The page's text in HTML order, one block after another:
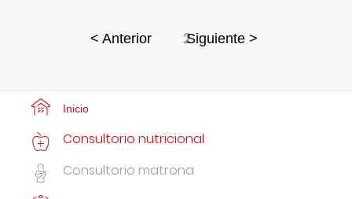
< Anterior 2Siguiente >
Inicio
Consultorio nutricional
Consultorio matrona